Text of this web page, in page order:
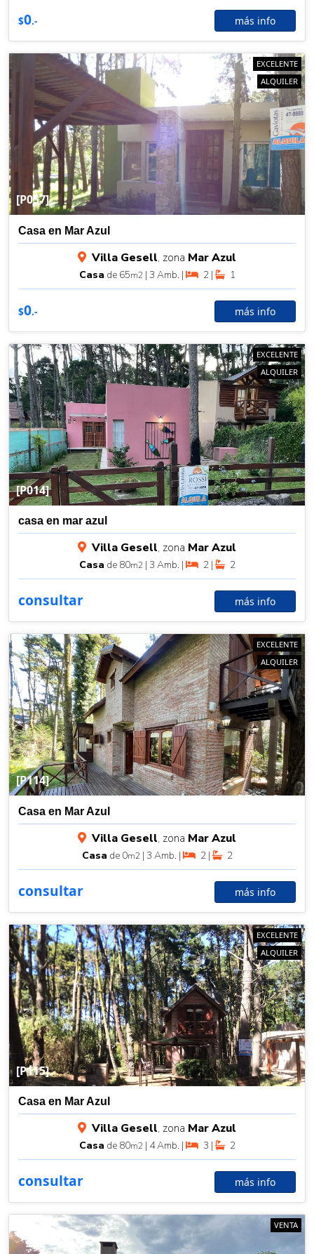
$0.- más info
[P057]
EXCELENTE
ALQUILER
Casa en Mar Azul
Villa Gesell, zona Mar Azul
Casa de 65m2 | 3 Amb. | 2 | 1
$0.- más info
[P014]
EXCELENTE
ALQUILER
casa en mar azul
Villa Gesell, zona Mar Azul
Casa de 80m2 | 3 Amb. | 2 | 2
consultar más info
[P114]
EXCELENTE
ALQUILER
Casa en Mar Azul
Villa Gesell, zona Mar Azul
Casa de 0m2 | 3 Amb. | 2 | 2
consultar más info
[P115]
EXCELENTE
ALQUILER
Casa en Mar Azul
Villa Gesell, zona Mar Azul
Casa de 80m2 | 4 Amb. | 3 | 2
consultar más info
VENTA